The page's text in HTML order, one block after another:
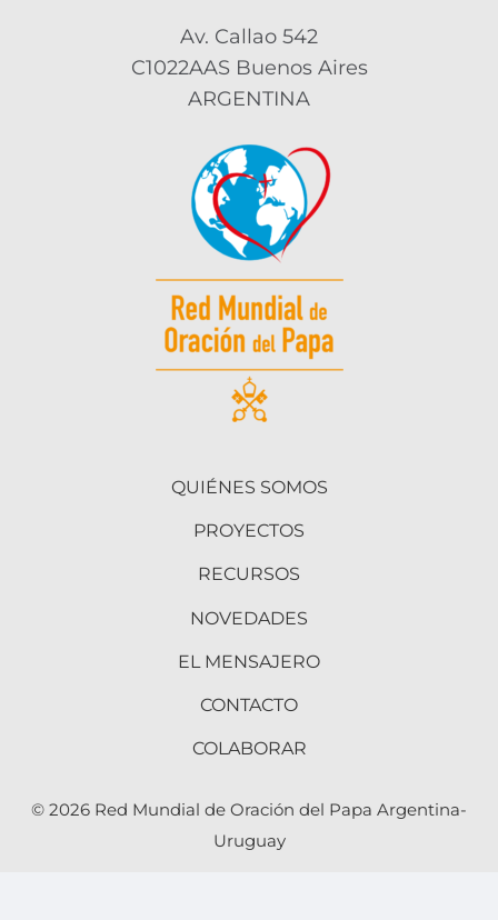
Av. Callao 542
C1022AAS Buenos Aires
ARGENTINA
QUIÉNES SOMOS
PROYECTOS
RECURSOS
NOVEDADES
EL MENSAJERO
CONTACTO
COLABORAR
© 2026 Red Mundial de Oración del Papa Argentina-
Uruguay